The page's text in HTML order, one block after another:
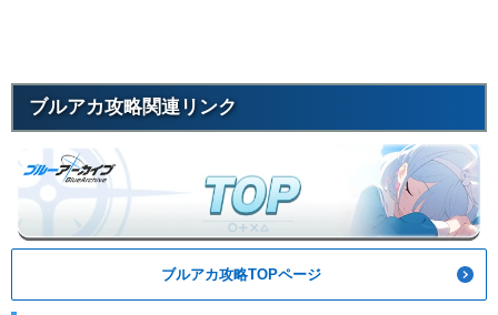
ブルアカ攻略関連リンク
ブルアカ攻略TOPページ